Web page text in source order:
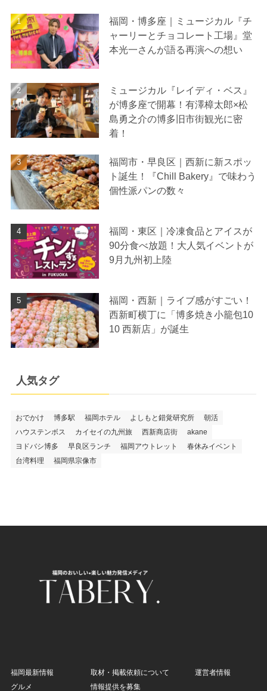
福岡・博多座｜ミュージカル『チ
ャーリーとチョコレート工場』堂
本光一さんが語る再演への想い
ミュージカル『レイディ・ベス』
が博多座で開幕！有澤樟太郎×松
島勇之介の博多旧市街観光に密
着！
福岡市・早良区｜西新に新スポッ
ト誕生！『Chill Bakery』で味わう
個性派パンの数々
福岡・東区｜冷凍食品とアイスが
90分食べ放題！大人気イベントが
9月九州初上陸
福岡・西新｜ライブ感がすごい！
西新町横丁に「博多焼き小籠包10
10 西新店」が誕生
人気タグ
おでかけ 博多駅 福岡ホテル よしもと錯覚研究所
朝活
ハウステンボス
カイセイの九州旅 西新商店街
akane
ヨドバシ博多
早良区ランチ 福岡アウトレット
春休みイベント
台湾料理
福岡県宗像市
福岡最新情報
グルメ
取材・掲載依頼について
情報提供を募集
運営者情報